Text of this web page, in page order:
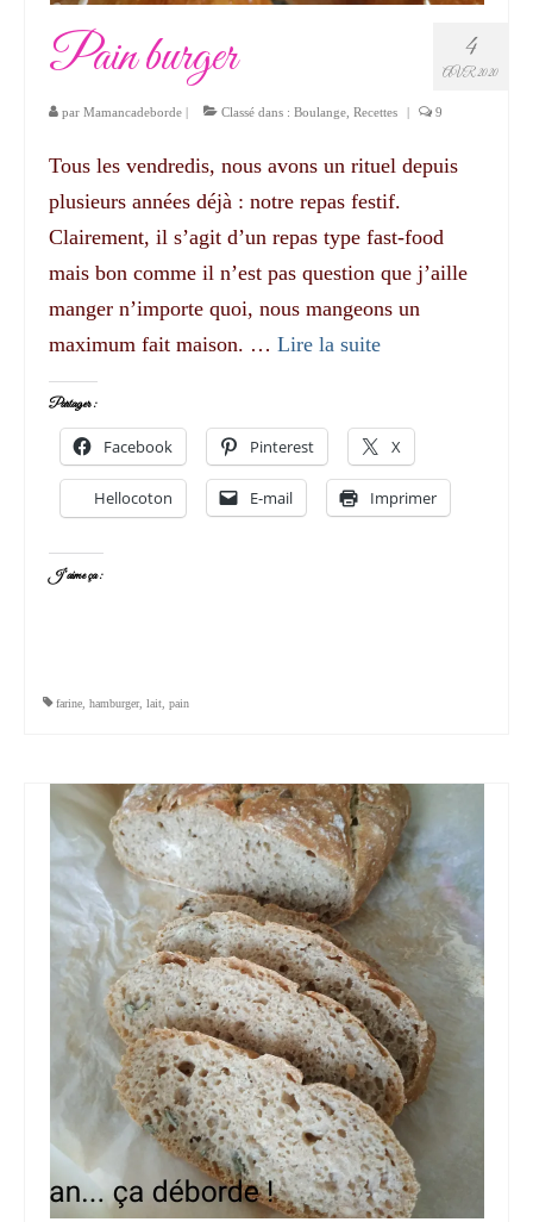
4
AVR 2020
Pain burger
par Mamancadeborde | Classé dans : Boulange Recettes | 9
Tous les vendredis, nous avons un rituel depuis
plusieurs années déjà : notre repas festif.
Clairement, il s’agit d’un repas type fast-food
mais bon comme il n’est pas question que j’aille
manger n’importe quoi, nous mangeons un
maximum fait maison. … Lire la suite­­
Partager :
Facebook Pinterest X
Hellocoton E-mail Imprimer
J’aime ça :
farine hamburger, lait pain